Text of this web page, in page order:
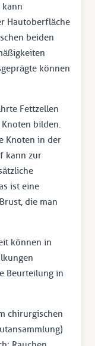
kann
Hautoberfläche
beiden
können
Fettzellen
bilden.
Knoten in der
kann zur
ist eine
die man
können in
Beurteilung in
chirurgischen